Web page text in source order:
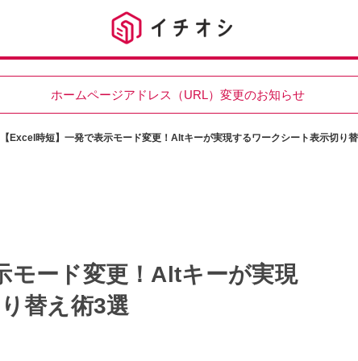
ホームページアドレス（URL）変更のお知らせ
【Excel時短】一発で表示モード変更！Altキーが実現するワークシート表示切り
モード変更！Altキーが実現
替え術3選